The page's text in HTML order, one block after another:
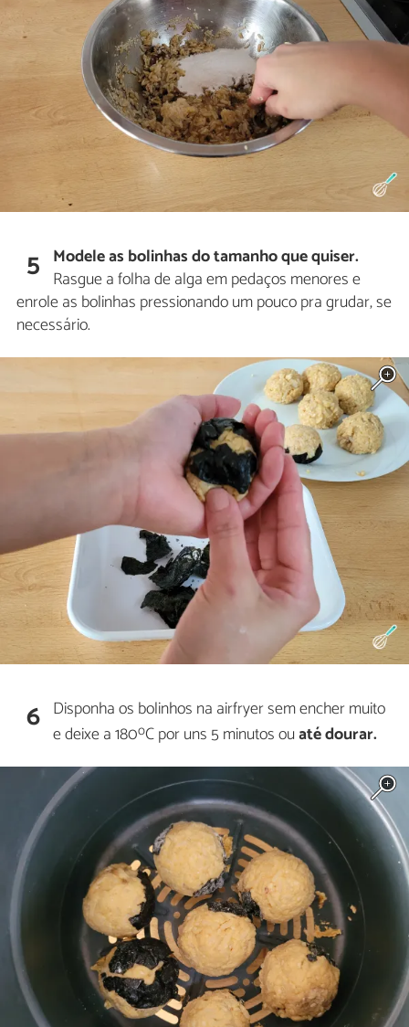
5 Modele as bolinhas do tamanho que quiser.
Rasgue a folha de alga em pedaços menores e
enrole as bolinhas pressionando um pouco pra grudar, se
necessário.
6 Disponha os bolinhos na airfryer sem encher muito
e deixe a 180oC por uns 5 minutos ouaté dourar.